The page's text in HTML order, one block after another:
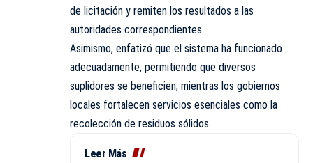
de licitación y remiten los resultados a las
autoridades correspondientes.
Asimismo, enfatizó que el sistema ha funcionado
adecuadamente, permitiendo que diversos
suplidores se beneficien, mientras los gobiernos
locales fortalecen servicios esenciales como la
recolección de residuos sólidos.
Leer Más